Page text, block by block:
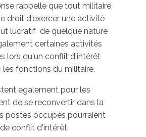
rappelle que tout militaire
droit d'exercer une activité
lucratif de quelque nature
certaines activités
lors qu'un conflit d'intérêt
les fonctions du militaire.
également pour les
de se reconvertir dans la
postes occupés pourraient
conflit d'intérêt.